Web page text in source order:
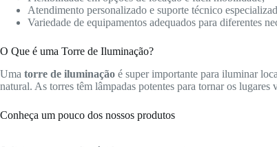
Atendimento personalizado e suporte técnico
Variedade de equipamentos adequados para diferentes
O Que é uma Torre de Iluminação?
Uma torre de iluminação é super importante para iluminar
natural. As torres têm lâmpadas potentes para tornar os lugares
Conheça um pouco dos nossos produtos